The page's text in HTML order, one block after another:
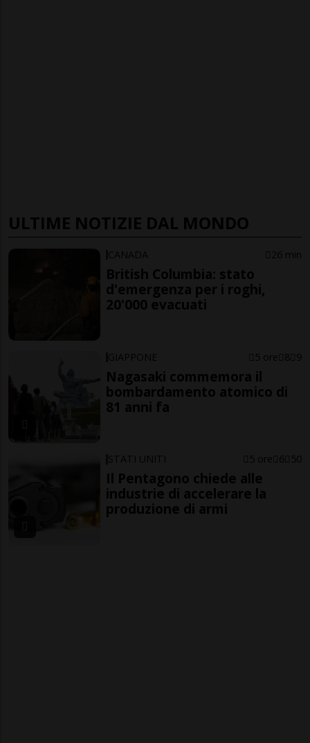
ULTIME NOTIZIE DAL MONDO
CANADA 26 min
British Columbia: stato
d'emergenza per i roghi,
20'000 evacuati
GIAPPONE 5 ore 8 9
Nagasaki commemora il
bombardamento atomico di
81 anni fa
STATI UNITI 5 ore 6 50
Il Pentagono chiede alle
industrie di accelerare la
produzione di armi